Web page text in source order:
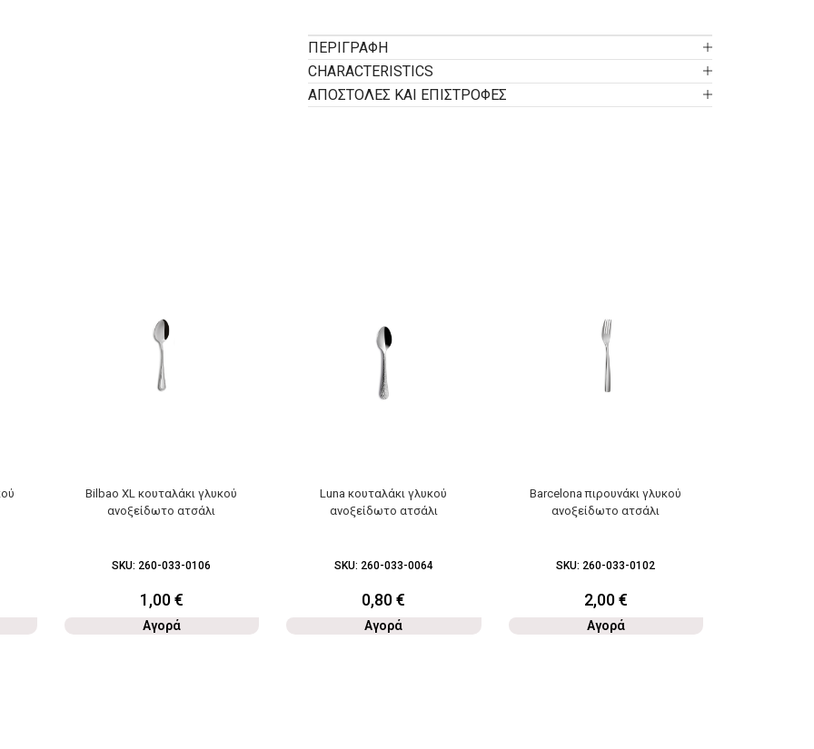
ΠΕΡΙΓΡΑΦΉ
CHARACTERISTICS
ΑΠΟΣΤΟΛΕΣ ΚΑΙ ΕΠΙΣΤΡΟΦΕΣ
Bilbao XL κουταλάκι γλυκού
ανοξείδωτο ατσάλι
SKU: 260-033-0106
1,00€
Αγορά
Luna κουταλάκι γλυκού
ανοξείδωτο ατσάλι
SKU: 260-033-0064
0,80€
Αγορά
Barcelona πιρουνάκι γλυκού
ανοξείδωτο ατσάλι
SKU: 260-033-0102
2,00€
Αγορά